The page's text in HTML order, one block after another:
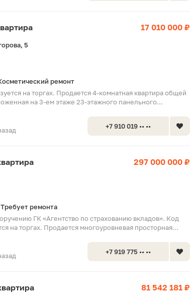
17 010 000 ₽
5
ремонт
на торгах. Продается 4-комнатная квартира общей
на 3-ем этаже 23-этажного панельного...
+7 910 019 •• ••
297 000 000 ₽
Требует ремонта
ГК «Агентство по страхованию вкладов». Код
на торгах. Продается многоуровневая просторная...
+7 919 775 •• ••
81 542 181 ₽